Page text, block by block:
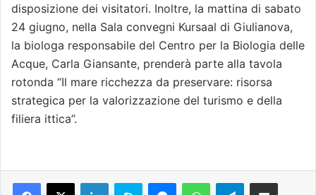
disposizione dei visitatori. Inoltre, la mattina di sabato
24 giugno, nella Sala convegni Kursaal di Giulianova,
la biologa responsabile del Centro per la Biologia delle
Acque, Carla Giansante, prenderà parte alla tavola
rotonda “Il mare ricchezza da preservare: risorsa
strategica per la valorizzazione del turismo e della
filiera ittica”.
Telegram